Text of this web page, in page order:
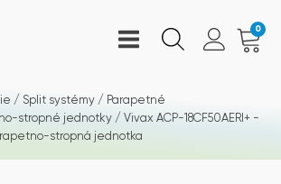
0
/ Split systémy / Parapetné
stropné jednotky / Vivax ACP-18CF50AERI+ -
stropná jednotka